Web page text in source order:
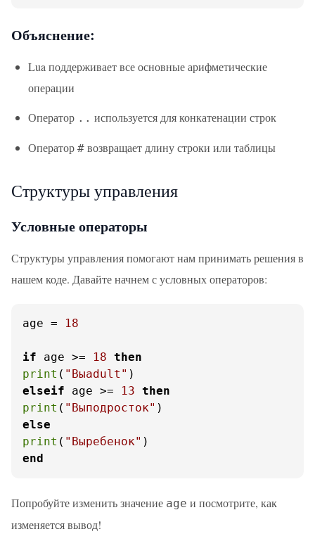
Объяснение:
Lua поддерживает все основные арифметические
операции
Оператор .. используется для конкатенации строк
Оператор # возвращает длину строки или таблицы
Структуры управления
Условные операторы
Структуры управления помогают нам принимать решения в
нашем коде. Давайте начнем с условных операторов:
age = 18
if age >= 18 then
print ( "Выadult"
elseif age >= 13 then
print ( "Выподросток"
else
print ( "Выребенок"
end
Попробуйте изменить значение age и посмотрите, как
изменяется вывод!